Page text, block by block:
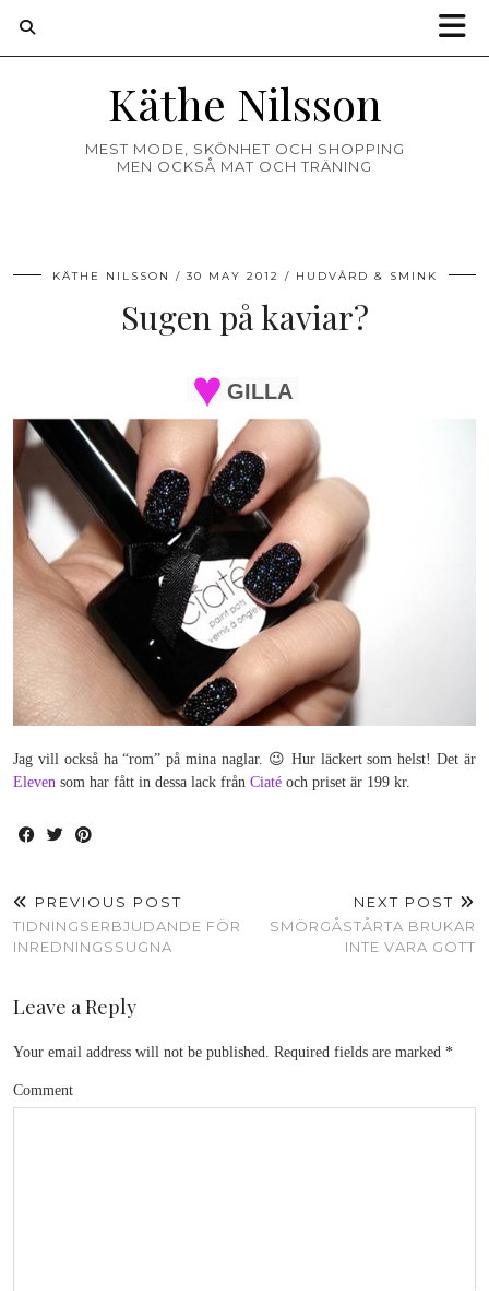
Käthe Nilsson
MEST MODE, SKÖNHET OCH SHOPPING
MEN OCKSÅ MAT OCH TRÄNING
KÄTHE NILSSON 30 MAY 2012 HUDVÅRD & SMINK
Sugen på kaviar?
GILLA
Jag vill också ha “rom” på mina naglar. 😉 Hur läckert som helst! Det är
Eleven som har fått in dessa lack från Ciaté och priset är 199 kr.
PREVIOUS POST
TIDNINGSERBJUDANDE FÖR
INREDNINGSSUGNA
NEXT POST
SMÖRGÅSTÅRTA BRUKAR
INTE VARA GOTT
Leave a Reply
Your email address will not be published. Required fields are marked *
Comment